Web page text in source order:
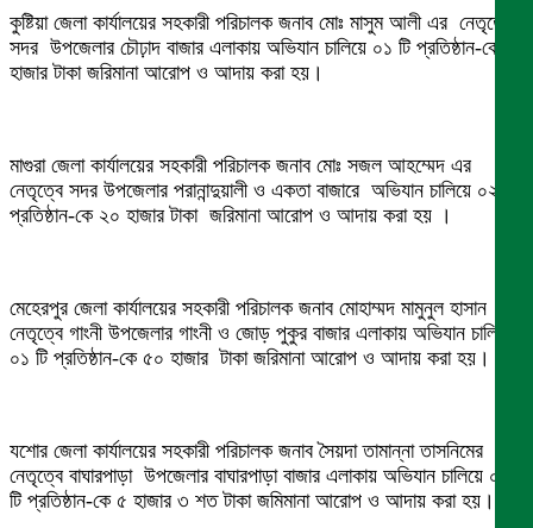
কুষ্টিয়া জেলা কার্যালয়ের সহকারী পরিচালক জনাব মোঃ মাসুম আলী এর নেতৃত্বে
সদর উপজেলার চৌঢ়াদ বাজার এলাকায় অভিযান চালিয়ে ০১ টি প্রতিষ্ঠান-কে ৭
হাজার টাকা জরিমানা আরোপ ও আদায় করা হয়।
মাগুরা জেলা কার্যালয়ের সহকারী পরিচালক জনাব মোঃ সজল আহম্মেদ এর
নেতৃত্বে সদর উপজেলার পরানান্দুয়ালী ও একতা বাজারে অভিযান চালিয়ে ০২ টি
প্রতিষ্ঠান-কে ২০ হাজার টাকা জরিমানা আরোপ ও আদায় করা হয় ।
মেহেরপুর জেলা কার্যালয়ের সহকারী পরিচালক জনাব মোহাম্মদ মামুনুল হাসান এর
নেতৃত্বে গাংনী উপজেলার গাংনী ও জোড় পুকুর বাজার এলাকায় অভিযান চালিয়ে
০১ টি প্রতিষ্ঠান-কে ৫০ হাজার টাকা জরিমানা আরোপ ও আদায় করা হয়।
যশোর জেলা কার্যালয়ের সহকারী পরিচালক জনাব সৈয়দা তামান্না তাসনিমের
নেতৃত্বে বাঘারপাড়া উপজেলার বাঘারপাড়া বাজার এলাকায় অভিযান চালিয়ে ০২
টি প্রতিষ্ঠান-কে ৫ হাজার ৩ শত টাকা জমিমানা আরোপ ও আদায় করা হয়।